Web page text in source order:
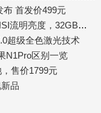
布 首发价499元
雷神小雷P1投影仪参数配置一览：600ANSI流明亮度，32GB内存
超级全色激光技术
N1Pro区别一览
售价1799元
品